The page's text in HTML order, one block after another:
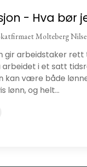
- Hva bør
Molteberg
gir arbeidstaker
i et satt
kan være både
lønn, og helt...